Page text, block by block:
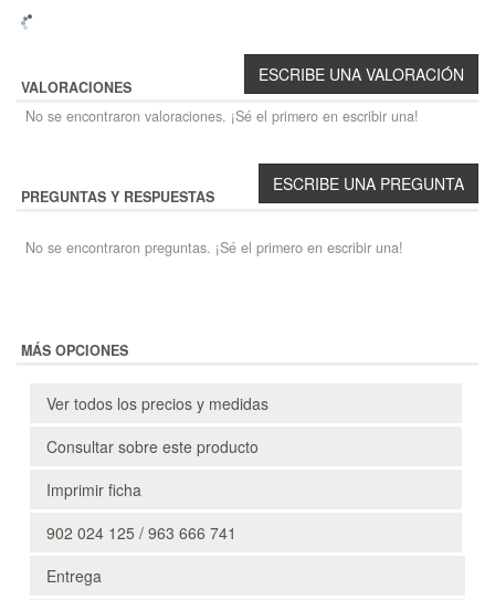
VALORACIONES
No se encontraron valoraciones. ¡Sé el primero en escribir una!
PREGUNTAS Y RESPUESTAS
No se encontraron preguntas. ¡Sé el primero en escribir una!
MÁS OPCIONES
Ver todos los precios y medidas
Consultar sobre este producto
Imprimir ficha
902 024 125 / 963 666 741
Entrega